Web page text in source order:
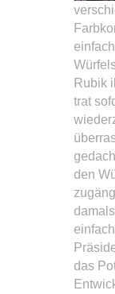
Rubik
trat
den
das